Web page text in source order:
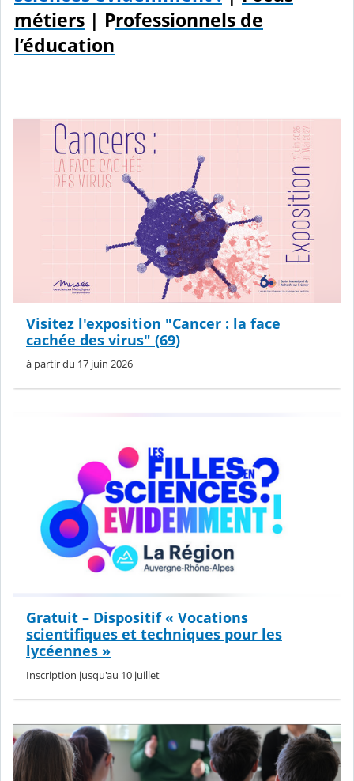
métiers | Professionnels de
l’éducation
Visitez l'exposition "Cancer : la face
cachée des virus" (69)
à partir du 17 juin 2026
Gratuit – Dispositif « Vocations
scientifiques et techniques pour les
lycéennes »
Inscription jusqu'au 10 juillet